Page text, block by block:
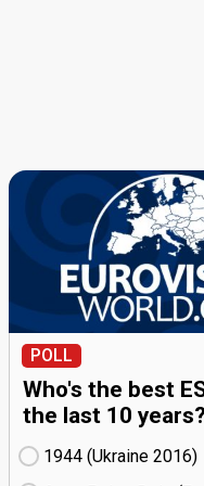
POLL
Who's the best
the last 10 years?
1944 (Ukraine
16)